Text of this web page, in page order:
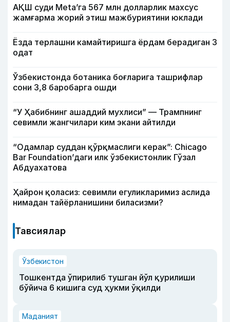
АҚШ суди Meta’га 567 млн долларлик махсус
жамғарма жорий этиш мажбуриятини юклади
Ёзда терлашни камайтиришга ёрдам берадиган 3
одат
Ўзбекистонда ботаника боғларига ташрифлар
сони 3,8 баробарга ошди
“У Ҳабибнинг ашаддий мухлиси” — Трампнинг
севимли жангчилари ким экани айтилди
“Одамлар суддан қўрқмаслиги керак”: Chicago
Bar Foundation’даги илк ўзбекистонлик Гўзал
Абдуахатова
Ҳайрон қоласиз: севимли егуликларимиз аслида
нимадан тайёрланишини биласизми?
Тавсиялар
Ўзбекистон
Тошкентда ўпирилиб тушган йўл қурилиши
бўйича 6 кишига суд ҳукми ўқилди
Маданият